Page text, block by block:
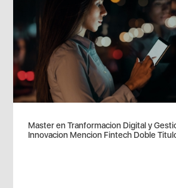
Master en Tranformacion Digital y
Innovacion Mencion Fintech Doble